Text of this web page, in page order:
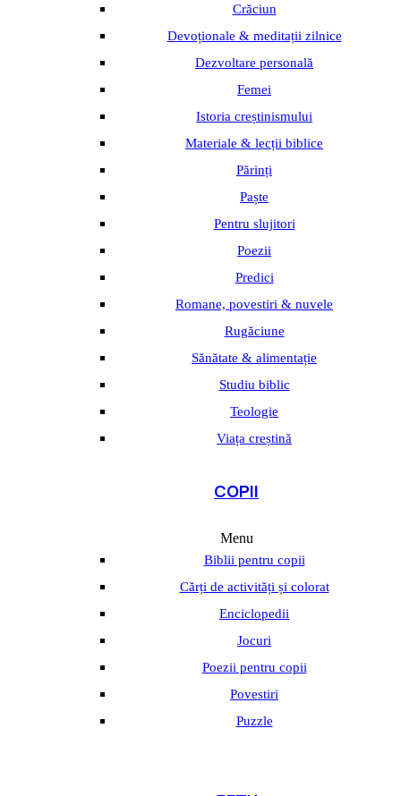
Crăciun
Devoționale & meditații zilnice
Dezvoltare personală
Femei
Istoria creștinismului
Materiale & lecții biblice
Părinți
Paște
Pentru slujitori
Poezii
Predici
Romane, povestiri & nuvele
Rugăciune
Sănătate & alimentație
Studiu biblic
Teologie
Viața creștină
COPII
Menu
Biblii pentru copii
Cărți de activități și colorat
Enciclopedii
Jocuri
Poezii pentru copii
Povestiri
Puzzle